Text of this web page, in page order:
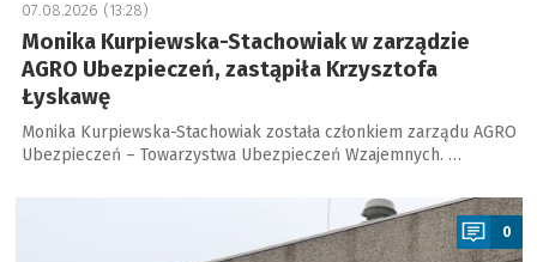
07.08.2026 (13:28)
Monika Kurpiewska-Stachowiak w zarządzie
AGRO Ubezpieczeń, zastąpiła Krzysztofa
Łyskawę
Monika Kurpiewska-Stachowiak została członkiem zarządu AGRO
Ubezpieczeń – Towarzystwa Ubezpieczeń Wzajemnych. …
0